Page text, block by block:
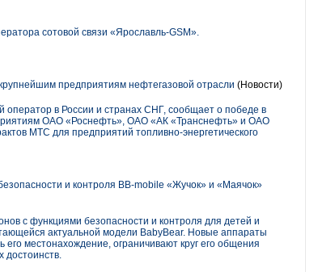
сотовой связи «Ярославль-GSM».
предприятиям нефтегазовой отрасли (Новости)
в России и странах СНГ, сообщает о победе в
ОАО «Роснефть», ОАО «АК «Транснефть» и ОАО
МТС для предприятий топливно-энергетического
и контроля BB-mobile «Жучок» и «Маячок»
с функциями безопасности и контроля для детей и
актуальной модели BabyBear. Новые аппараты
местонахождение, ограничивают круг его общения
достоинств.